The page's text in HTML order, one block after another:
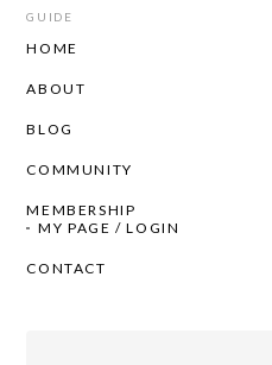
GUIDE
HOME
ABOUT
BLOG
COMMUNITY
MEMBERSHIP
MY PAGE / LOGIN
CONTACT